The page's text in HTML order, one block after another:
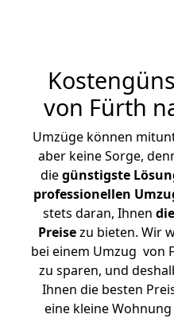
von Fürth
Umzüge können
aber keine Sorge,
diegünstigste
professionellen
stets daran, Ihnen
Preisezu bieten. Wir
bei einem Umzug von
zu sparen, und
Ihnen die besten
eine kleine